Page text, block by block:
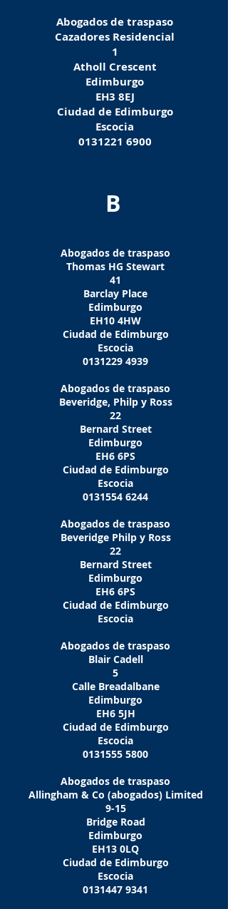
Abogados de traspaso
Cazadores Residencial
1
Atholl Crescent
Edimburgo
EH3 8EJ
Ciudad de Edimburgo
Escocia
0131221 6900
B
Abogados de traspaso
Thomas HG Stewart
41
Barclay Place
Edimburgo
EH10 4HW
Ciudad de Edimburgo
Escocia
0131229 4939
Abogados de traspaso
Beveridge, Philp y Ross
22
Bernard Street
Edimburgo
EH6 6PS
Ciudad de Edimburgo
Escocia
0131554 6244
Abogados de traspaso
Beveridge Philp y Ross
22
Bernard Street
Edimburgo
EH6 6PS
Ciudad de Edimburgo
Escocia
Abogados de traspaso
Blair Cadell
5
Calle Breadalbane
Edimburgo
EH6 5JH
Ciudad de Edimburgo
Escocia
0131555 5800
Abogados de traspaso
Allingham & Co (abogados) Limited
9-15
Bridge Road
Edimburgo
EH13 0LQ
Ciudad de Edimburgo
Escocia
0131447 9341